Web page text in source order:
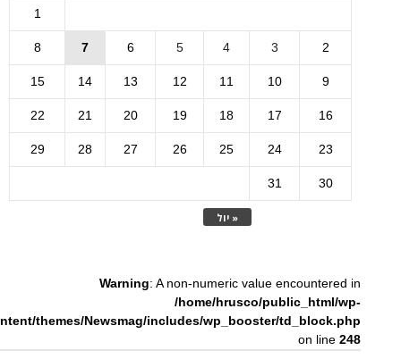
« יול
1
2
3
4
5
6
7
8
9
10
11
12
13
14
15
16
17
18
19
20
21
22
23
24
25
26
27
28
29
30
31
Warning: A non-numeric value encountered in
/home/hrusco/public_html/wp-
themes/Newsmag/includes/wp_booster/td_block.php
on line248